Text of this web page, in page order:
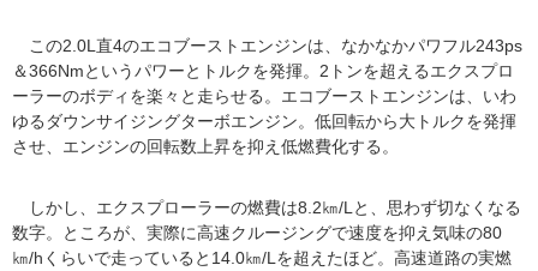
この2.0L直4のエコブーストエンジンは、なかなかパワフル243ps
＆366Nmというパワーとトルクを発揮。2トンを超えるエクスプロ
ーラーのボディを楽々と走らせる。エコブーストエンジンは、いわ
ゆるダウンサイジングターボエンジン。低回転から大トルクを発揮
させ、エンジンの回転数上昇を抑え低燃費化する。
しかし、エクスプローラーの燃費は8.2㎞/Lと、思わず切なくなる
数字。ところが、実際に高速クルージングで速度を抑え気味の80
㎞/hくらいで走っていると14.0㎞/Lを超えたほど。高速道路の実燃